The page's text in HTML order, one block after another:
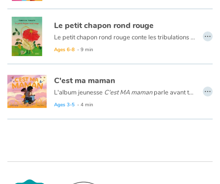
Le petit chapon rond rouge
Le petit chapon rond rouge conte les tribulations d’un enfant un peu un peu plus gros, un peu plus empoté, un peu plus timide que les autres qui subit d’abord les railleries de toute une basse-cour avant de susciter l’admiration de ceux qui se moquaient de lui. C’est une fable très drôle, très ingénieuse et tendre qui, en parlant de poules, de loup, du petit chaperon rouge, réussit à aborder avec finesse la question de la différence et à la rendre vraiment accessible aux jeunes lecteurs.
Ages 6-8 - 9 min
…
C'est ma maman
L'album jeunesse C'est MA mamanparle avant tout de la relation entre une petite fille et sa maman. Les thèmes du handicap et du validisme découlent naturellement de ce quotidien sans misérabilisme ni héroïsation.
Ages 3-5 - 4 min
…